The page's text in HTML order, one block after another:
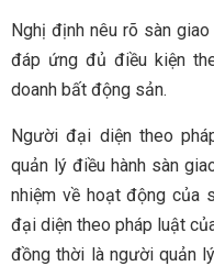
Nghị định nêu rõ sàn
đáp ứng đủ điều kiện
doanh bất động sản.
Người đại diện theo
quản lý điều hành sàn
nhiệm về hoạt động của
đại diện theo pháp luật
đồng thời là người quản